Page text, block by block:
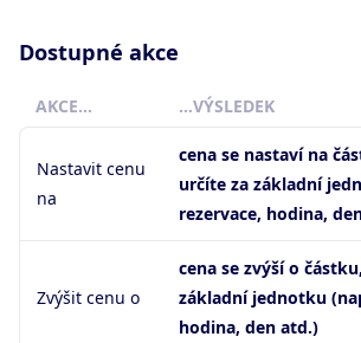
Dostupné akce
AKCE… …VÝSLEDEK
Nastavit cenu
na
cena se nastaví na
určíte za základní
rezervace, hodina,
Zvýšit cenu o
cena se zvýší o
základní jednotku
hodina, den atd.)